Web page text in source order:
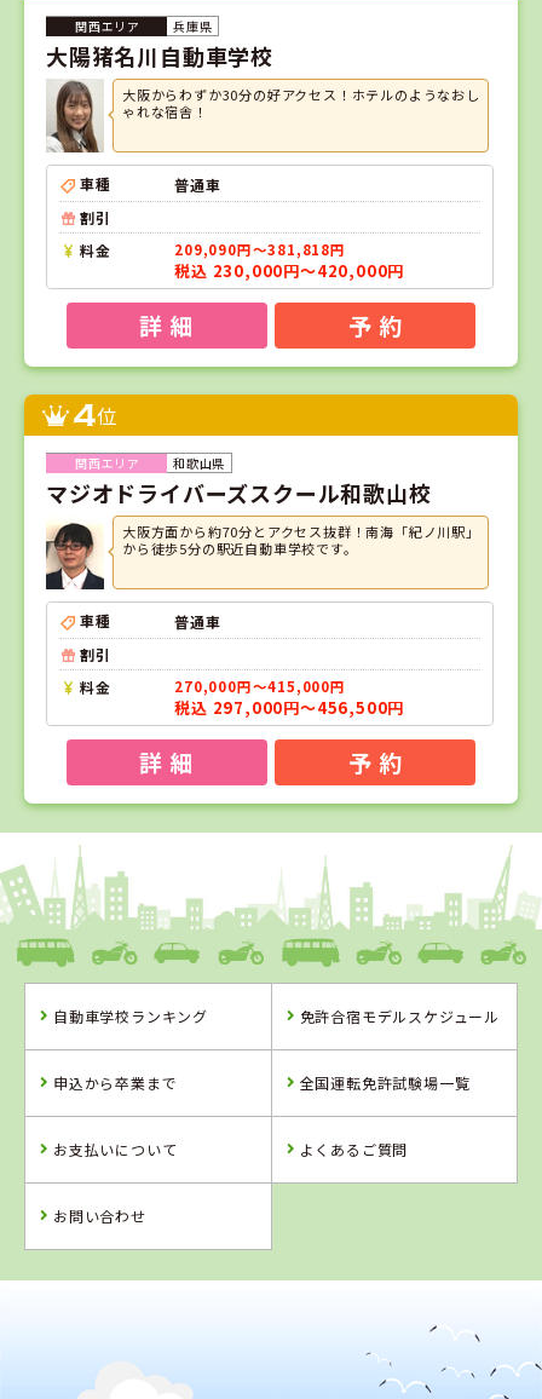
兵庫県
大陽猪名川自動車学校
大阪からわずか30分の好アクセス！ホテルのようなおし
ゃれな宿舎！
車種
普通車
割引
料金
209,090円～381,818円
税込 230,000円～420,000円
詳 細 予 約
4位
和歌山県
マジオドライバーズスクール和歌山校
大阪方面から約70分とアクセス抜群！南海「紀ノ川駅」
から徒歩5分の駅近自動車学校です。
車種
普通車
割引
料金
270,000円～415,000円
税込 297,000円～456,500円
詳 細 予 約
1
和歌山県
ドライビングスクールかいなん
詳 細 予 約
2位
クールかいなん
詳 細
グスクール
詳 細
車学校
詳 細
4位
自動車学校ランキング 免許合宿モデルスケジュール
申込から卒業まで 全国運転免許試験場一覧
お支払いについて よくあるご質問
お問い合わせ